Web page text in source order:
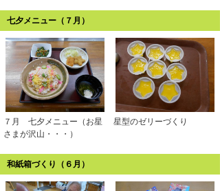
七夕メニュー（７月）
７月 七夕メニュー（お星
さまが沢山・・・ ）
星型のゼリーづくり
和紙箱づくり（６月）